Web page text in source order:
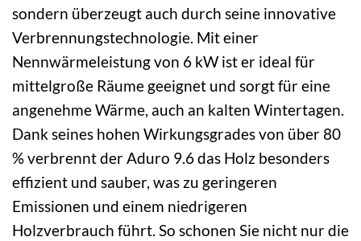
sondern überzeugt auch durch seine innovative
Verbrennungstechnologie. Mit einer
Nennwärmeleistung von 6 kW ist er ideal für
mittelgroße Räume geeignet und sorgt für eine
angenehme Wärme, auch an kalten Wintertagen.
Dank seines hohen Wirkungsgrades von über 80
% verbrennt der Aduro 9.6 das Holz besonders
effizient und sauber, was zu geringeren
Emissionen und einem niedrigeren
Holzverbrauch führt. So schonen Sie nicht nur die